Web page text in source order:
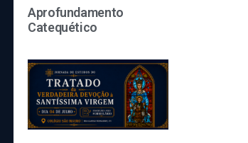
Aprofundamento
Catequético